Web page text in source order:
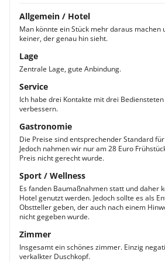
Allgemein / Hotel
Man könnte ein Stück mehr daraus machen
keiner, der genau hin sieht.
Lage
Zentrale Lage, gute Anbindung.
Service
Ich habe drei Kontakte mit drei
verbessern.
Gastronomie
Die Preise sind entsprechender Standard
Jedoch nahmen wir nur am 28 Euro
Preis nicht gerecht wurde.
Sport / Wellness
Es fanden Baumaßnahmen statt und daher
Hotel genutzt werden. Jedoch sollte es als
Obstteller geben, der auch nach einem
nicht gegeben wurde.
Zimmer
Insgesamt ein schönes zimmer. Einzig
verkalkter Duschkopf.